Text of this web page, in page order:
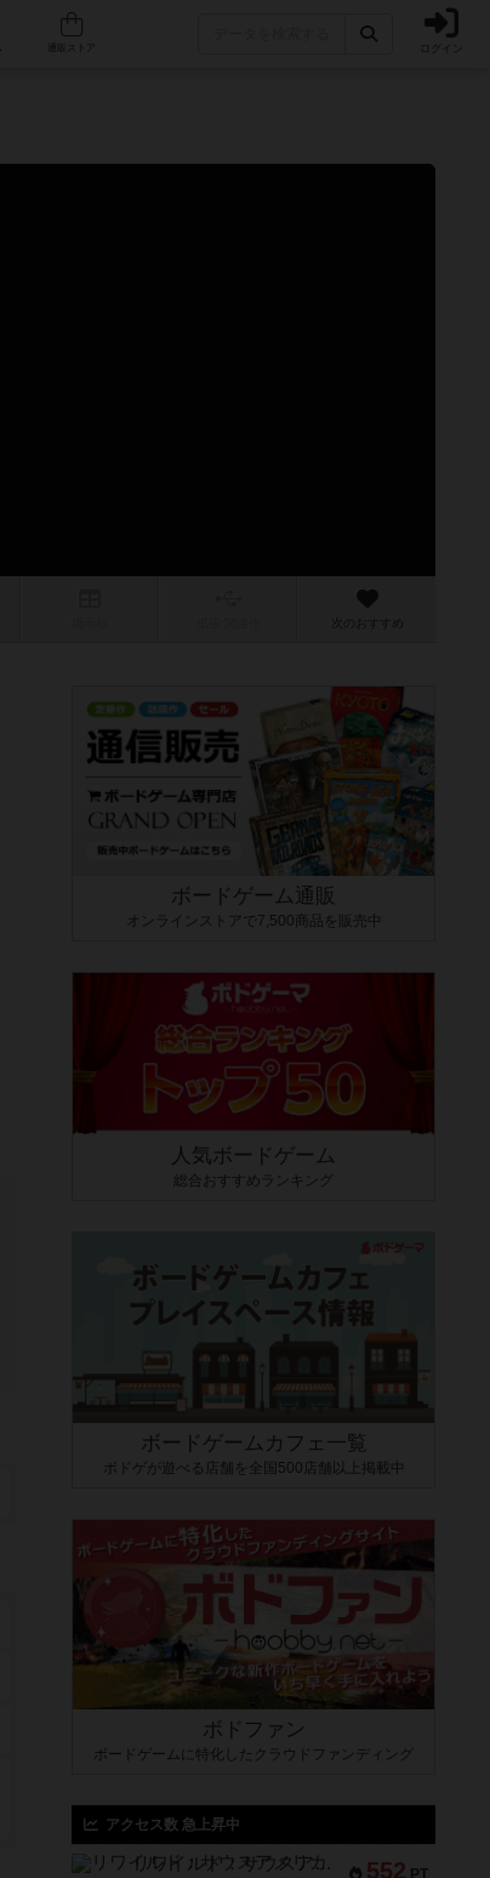
人気ボードゲーム ログイン
次のおすすめ
ボードゲーム通販
オンラインストアで7,500商品を販売中
人気ボードゲーム
総合おすすめランキング
ボードゲームカフェ一覧
ボドゲが遊べる店舗を全国500店舗以上掲載中
ボドファン
ボードゲームに特化したクラウドファンディング
アクセス数 急上昇中
552 PT
リワイルド：サウスアメリカ